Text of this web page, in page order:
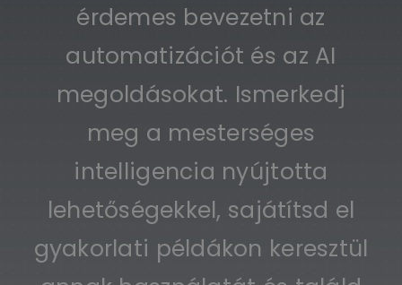
érdemes bevezetni az
automatizációt és az AI
megoldásokat. Ismerkedj
meg a mesterséges
intelligencia nyújtotta
lehetőségekkel, sajátítsd el
gyakorlati példákon keresztül